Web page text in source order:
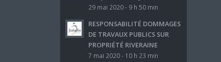
29 mai 2020 - 9 h 50 min
RESPONSABILITÉ DOMMAGES
DE TRAVAUX PUBLICS SUR
PROPRIÉTÉ RIVERAINE
7 mai 2020 - 10 h 23 min